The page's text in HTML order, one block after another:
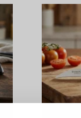
vytvoriť